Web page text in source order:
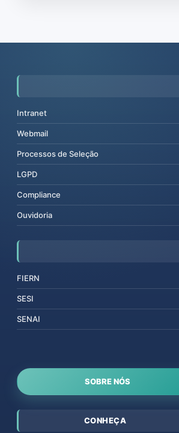
Intranet
Webmail
Processos de Seleção
LGPD
Compliance
Ouvidoria
FIERN
SESI
SENAI
SOBRE NÓS
CONHEÇA